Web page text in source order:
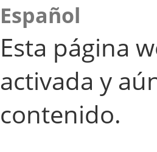
Español
Esta página
activada y
contenido.